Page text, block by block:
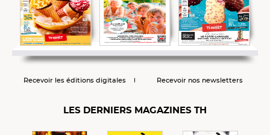
Recevoir les éditions digitales Recevoir nos newsletters
LES DERNIERS MAGAZINES TH